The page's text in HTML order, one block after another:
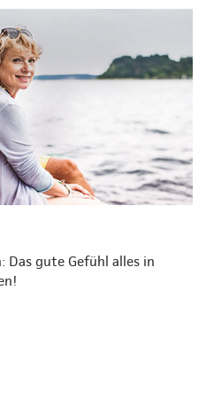
Das gute Gefühl alles in